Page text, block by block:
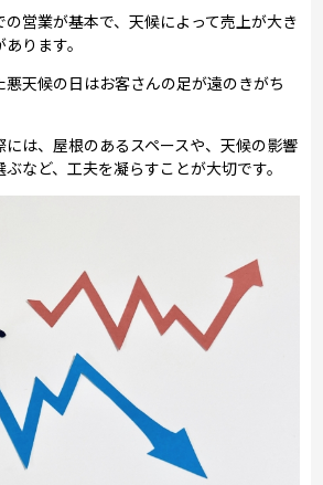
営業が基本で、天候によって売上が大き
ります。
天候の日はお客さんの足が遠のきがち
は、屋根のあるスペースや、天候の影響
など、工夫を凝らすことが大切です。